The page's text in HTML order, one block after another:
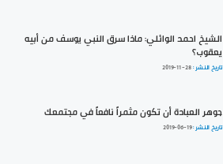
الشيخ احمد الوائلي: ماذا سرق النبي يوسف من أبيه
يعقوب؟
تاريخ النشر :2019-11-28
جوهر العبادة أن تكون مثمراً نافعاً في مجتمعك
تاريخ النشر :2019-06-19